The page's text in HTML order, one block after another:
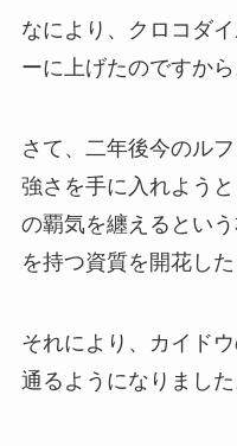
なにより、クロコダ
ーに上げたのですから
さて、二年後今のル
強さを手に入れよう
の覇気を纏えるとい
を持つ資質を開花した
それにより、カイド
通るようになりました